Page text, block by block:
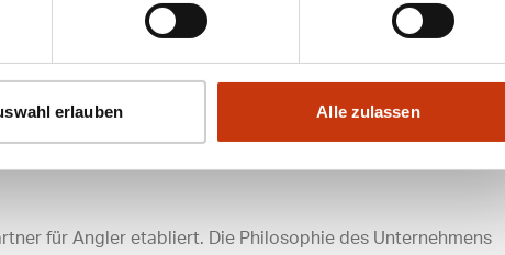
erlauben Alle zulassen
auf der Durchreise sind, finden hier eine praktische
Einkauf zu einem Erlebnis macht. Kunden können in Ruhe
guter Erreichbarkeit und einem einladenden Ambiente macht
für Angler etabliert. Die Philosophie des Unternehmens